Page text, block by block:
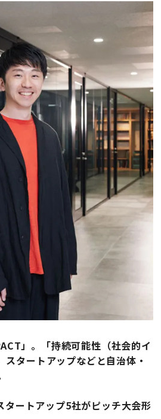
」。
「持続可能性（社会的イ
タートアップなどと自治体・
ートアップ5社がピッチ大会形